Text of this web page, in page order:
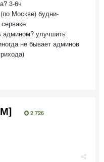
3-6ч
Москве) будни-
админом? улучшить
не бывает админов
2 726